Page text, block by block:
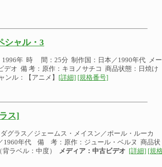
ャル・3
年 時 間：25分 制作国：日本／1990年代 メー
オ 備 考：原作：キヨノサチコ 商品状態：日焼け
ンル：【アニメ】 [詳細] [規格番号]
ス]
ラス／ジェームス・メイスン／ポール・ルーカ
1960年代 備 考：原作：ジュール・ベルヌ 商品状
背ラベル：中度）
メディア：中古ビデオ [詳細] [規